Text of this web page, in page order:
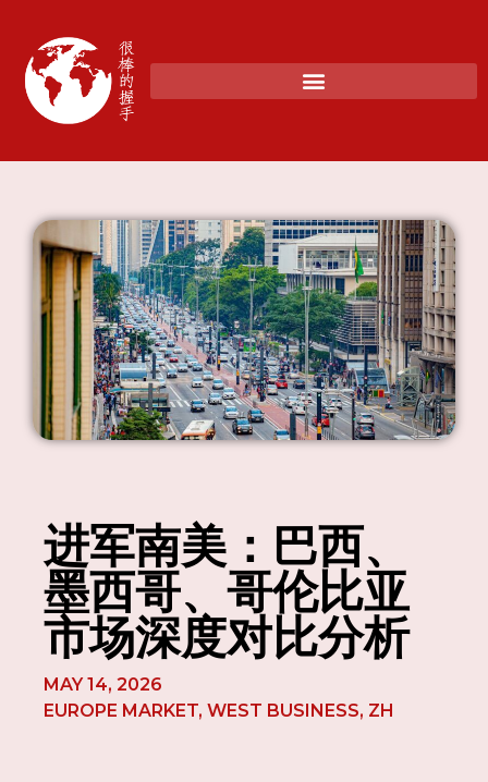
进军南美：巴西、
墨西哥、哥伦比亚
市场深度对比分析
MAY 14, 2026
EUROPE MARKET, WEST BUSINESS, ZH